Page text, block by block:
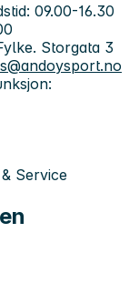
09.00-16.30
Storgata 3
Service